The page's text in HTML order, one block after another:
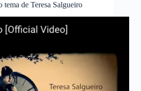
tema de Teresa Salgueiro